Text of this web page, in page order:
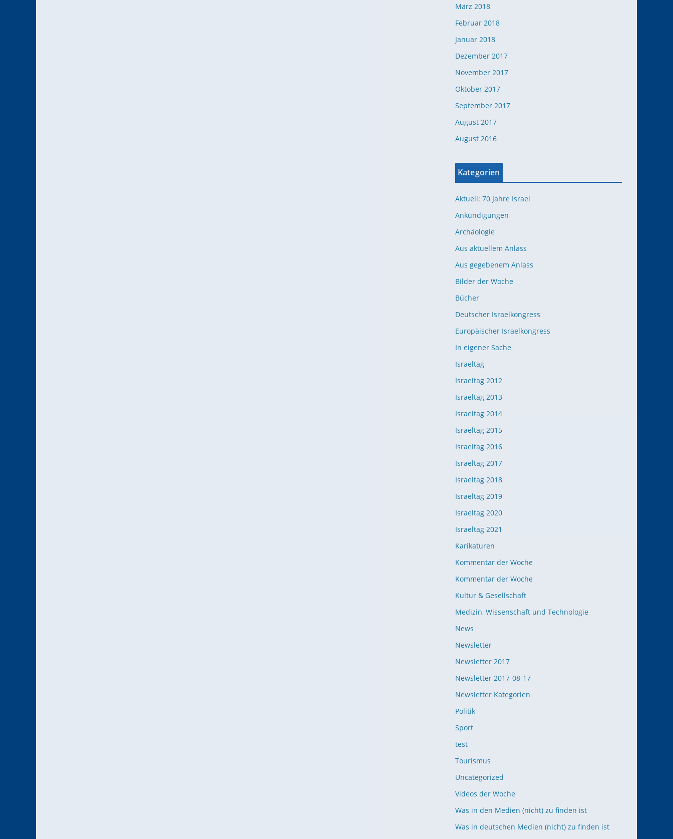
März 2018
Februar 2018
Januar 2018
Dezember 2017
November 2017
Oktober 2017
September 2017
August 2017
August 2016
Kategorien
Aktuell: 70 Jahre Israel
Ankündigungen
Archäologie
Aus aktuellem Anlass
Aus gegebenem Anlass
Bilder der Woche
Bücher
Deutscher Israelkongress
Europäischer Israelkongress
In eigener Sache
Israeltag
Israeltag 2012
Israeltag 2013
Israeltag 2014
Israeltag 2015
Israeltag 2016
Israeltag 2017
Israeltag 2018
Israeltag 2019
Israeltag 2020
Israeltag 2021
Karikaturen
Kommentar der Woche
Kommentar der Woche
Kultur & Gesellschaft
Medizin, Wissenschaft und Technologie
News
Newsletter
Newsletter 2017
Newsletter 2017-08-17
Newsletter Kategorien
Politik
Sport
test
Tourismus
Uncategorized
Videos der Woche
Was in den Medien (nicht) zu finden ist
Was in deutschen Medien (nicht) zu finden ist